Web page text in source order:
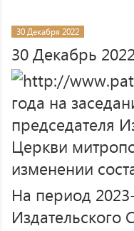
30 Декабря 2022
30 Декабрь 2022
года на
председателя
Церкви
изменении
На период
Издательского